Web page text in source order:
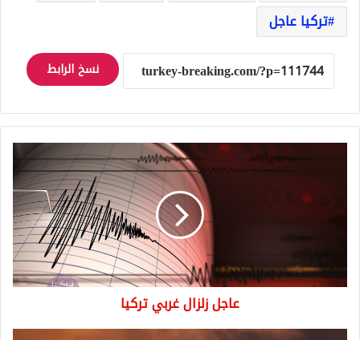
تركيا عاجل
نسخ الرابط
عاجل زلزال غربي تركيا